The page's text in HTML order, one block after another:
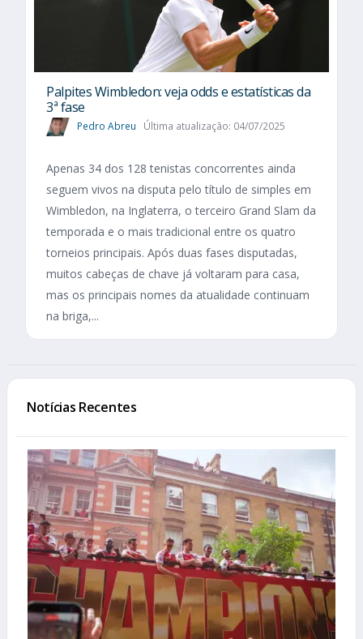
Palpites Wimbledon: veja odds e estatísticas da
3ª fase
Pedro Abreu Última atualização: 04/07/2025
Apenas 34 dos 128 tenistas concorrentes ainda
seguem vivos na disputa pelo título de simples em
Wimbledon, na Inglaterra, o terceiro Grand Slam da
temporada e o mais tradicional entre os quatro
torneios principais. Após duas fases disputadas,
muitos cabeças de chave já voltaram para casa,
mas os principais nomes da atualidade continuam
na briga,...
Notícias Recentes